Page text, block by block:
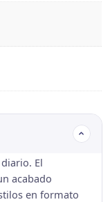
El
acabado
en formato